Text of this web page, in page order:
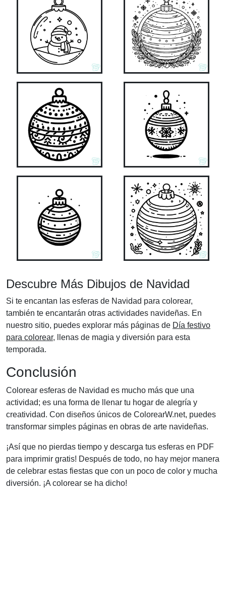
Descubre Más Dibujos de Navidad
Si te encantan las esferas de Navidad para colorear,
también te encantarán otras actividades navideñas. En
nuestro sitio, puedes explorar más páginas de Día festivo
para colorear, llenas de magia y diversión para esta
temporada.
Conclusión
Colorear esferas de Navidad es mucho más que una
actividad; es una forma de llenar tu hogar de alegría y
creatividad. Con diseños únicos de ColorearW.net, puedes
transformar simples páginas en obras de arte navideñas.
¡Así que no pierdas tiempo y descarga tus esferas en PDF
para imprimir gratis! Después de todo, no hay mejor manera
de celebrar estas fiestas que con un poco de color y mucha
diversión. ¡A colorear se ha dicho!